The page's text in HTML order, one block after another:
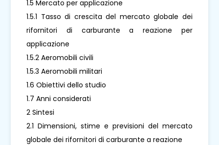
1.5 Mercato per applicazione
1.5.1 Tasso di crescita del mercato globale dei
rifornitori di carburante a reazione per
applicazione
1.5.2 Aeromobili civili
1.5.3 Aeromobili militari
1.6 Obiettivi dello studio
1.7 Anni considerati
2 Sintesi
2.1 Dimensioni, stime e previsioni del mercato
globale dei rifornitori di carburante a reazione